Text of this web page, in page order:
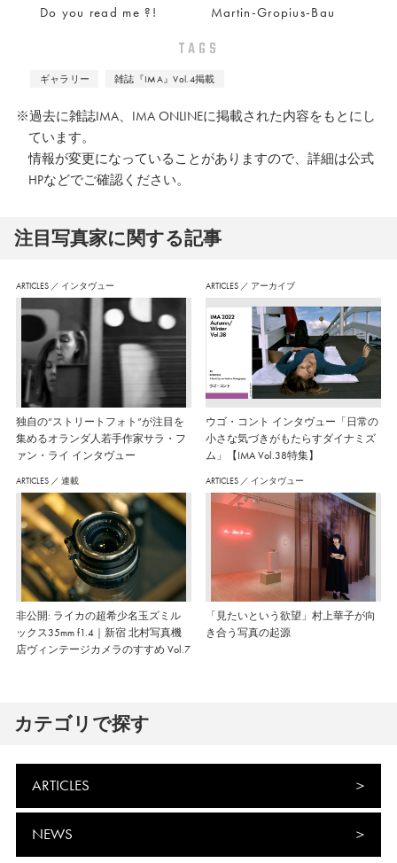
Do you read me ?! Martin-Gropius-Bau
TAGS
ギャラリー 雑誌『IMA』Vol.4掲載
※過去に雑誌IMA、IMA ONLINEに掲載された内容をもとにし
ています。
情報が変更になっていることがありますので、詳細は公式
HPなどでご確認ください。
注⽬写真家に関する記事
ARTICLES ／ インタヴュー
独自の“ストリートフォト”が注目を
集めるオランダ人若手作家サラ・フ
ァン・ライ インタヴュー
ARTICLES ／ アーカイブ
ウゴ・コント インタヴュー「日常の
小さな気づきがもたらすダイナミズ
ム」【IMA Vol.38特集】
ARTICLES ／ 連載
非公開: ライカの超希少名玉ズミル
ックス35mm f1.4｜新宿 北村写真機
店ヴィンテージカメラのすすめ Vol.7
ARTICLES ／ インタヴュー
「見たいという欲望」村上華子が向
き合う写真の起源
カテゴリで探す
ARTICLES
NEWS